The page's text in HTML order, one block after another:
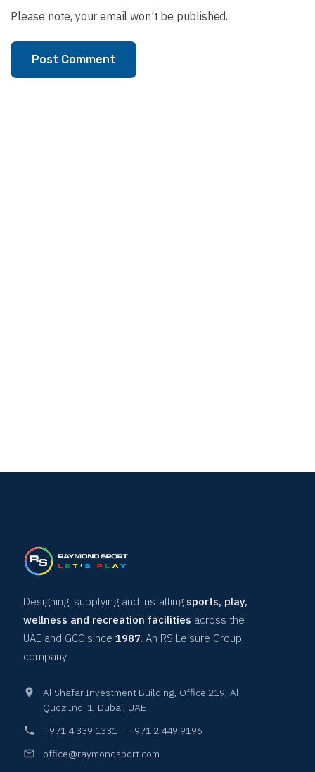
Please note, your email won’t be published.
Post Comment
Designing, supplying and installing sports, play,
wellness and recreation facilities across the
UAE and GCC since 1987. An RS Leisure Group
company.
Al Shafar Investment Building, Office 219, Al
Quoz Ind. 1, Dubai, UAE
+971 4 339 1331 · +971 2 449 9196
office@raymondsport.com